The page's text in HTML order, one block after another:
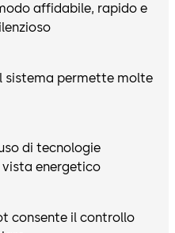
affidabile, rapido e
sistema permette molte
di tecnologie
energetico
consente il controllo